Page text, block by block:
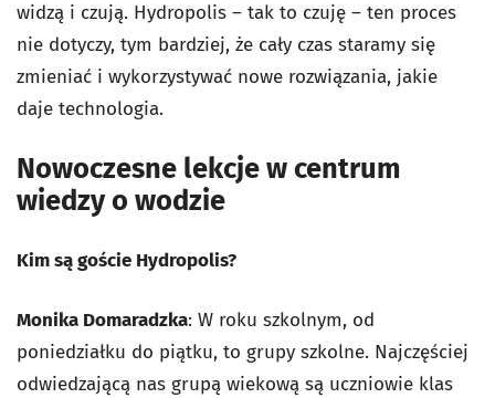
widzą i czują. Hydropolis – tak to czuję – ten proces
nie dotyczy, tym bardziej, że cały czas staramy się
zmieniać i wykorzystywać nowe rozwiązania, jakie
daje technologia.
Nowoczesne lekcje w centrum
wiedzy o wodzie
Kim są goście Hydropolis?
Monika Domaradzka: W roku szkolnym, od
poniedziałku do piątku, to grupy szkolne. Najczęściej
odwiedzającą nas grupą wiekową są uczniowie klas